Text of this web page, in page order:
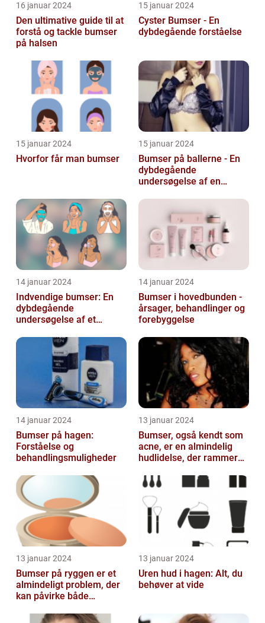
16 januar 2024
Den ultimative guide til at
forstå og tackle bumser
på halsen
15 januar 2024
Cyster Bumser - En
dybdegående forståelse
15 januar 2024
Hvorfor får man bumser
15 januar 2024
Bumser på ballerne - En
dybdegående
undersøgelse af en
14 januar 2024
Indvendige bumser: En
dybdegående
undersøgelse af et
frustrerende
skønhedsproblem
14 januar 2024
Bumser i hovedbunden -
årsager, behandlinger og
forebyggelse
14 januar 2024
Bumser på hagen:
Forståelse og
behandlingsmuligheder
13 januar 2024
Bumser, også kendt som
acne, er en almindelig
hudlidelse, der rammer
13 januar 2024
Bumser på ryggen er et
almindeligt problem, der
kan påvirke både
13 januar 2024
Uren hud i hagen: Alt, du
behøver at vide